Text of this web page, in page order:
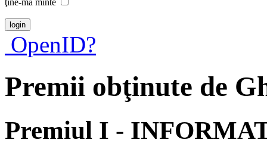
OpenID?
Premii obţinute de
Premiul I -